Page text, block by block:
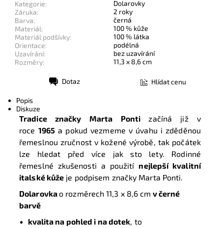
Kategorie:
Dolarovky
Záruka:
2 roky
Barva:
černá
Materiál:
100 % kůže
Materiál podšívky:
100 % látka
Orientace:
podélná
Uzavírání:
bez uzavírání
Rozměry:
11,3 x 8,6 cm
Dotaz Hlídat cenu
Popis
Diskuze
Tradice značky Marta Pontizačíná již v
roce 1965a pokud vezmeme v úvahu i zděděnou
řemeslnou zručnost v kožené výrobě, tak počátek
lze hledat před více jak sto lety. Rodinné
řemeslné zkušenosti a použití nejlepší kvalitní
italské kůže je podpisem značky Marta Ponti.
Dolarovkao rozměrech 11,3 x 8,6 cm v černé
barvě
kvalita na pohled i na dotek, to